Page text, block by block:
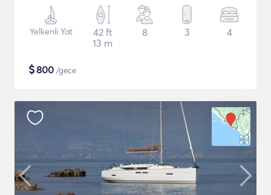
Yelkenli Yat
42 ft
13 m
8 3 4
$800 /gece